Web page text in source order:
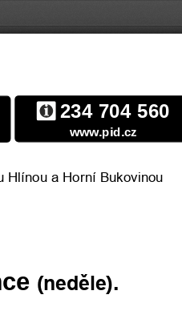
234 704 560
www.pid .cz
Hlínou a Horní Bukovinou
(neděle).